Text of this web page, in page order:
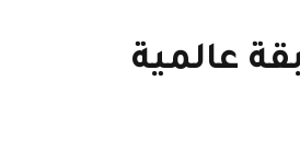
عالمية